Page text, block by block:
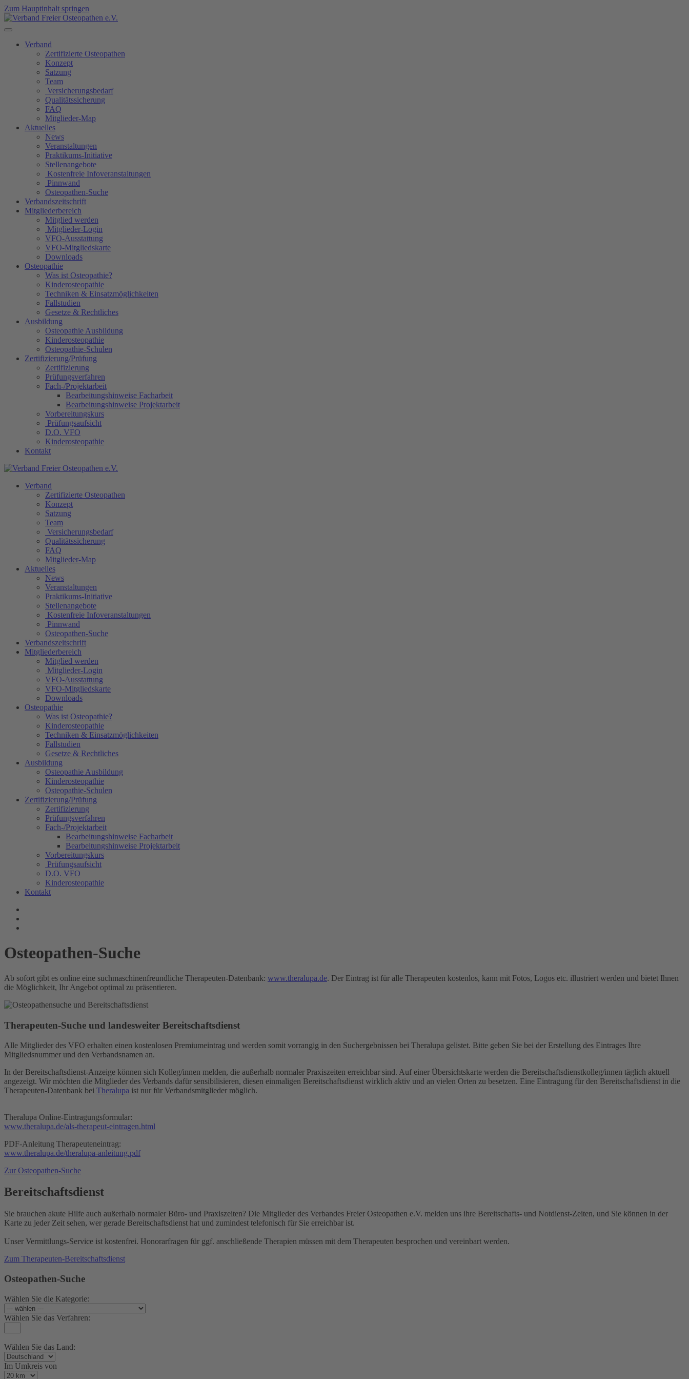
Zum Hauptinhalt springen
Verband
Zertifizierte Osteopathen
Konzept
Satzung
Team
Versicherungsbedarf
Qualitätssicherung
FAQ
Mitglieder-Map
Aktuelles
News
Veranstaltungen
Praktikums-Initiative
Stellenangebote
Kostenfreie Infoveranstaltungen
Pinnwand
Osteopathen-Suche
Verbandszeitschrift
Mitgliederbereich
Mitglied werden
Mitglieder-Login
VFO-Ausstattung
VFO-Mitgliedskarte
Downloads
Osteopathie
Was ist Osteopathie?
Kinderosteopathie
Techniken & Einsatzmöglichkeiten
Fallstudien
Gesetze & Rechtliches
Ausbildung
Osteopathie Ausbildung
Kinderosteopathie
Osteopathie-Schulen
Zertifizierung/Prüfung
Zertifizierung
Prüfungsverfahren
Fach-/Projektarbeit
Bearbeitungshinweise Facharbeit
Bearbeitungshinweise Projektarbeit
Vorbereitungskurs
Prüfungsaufsicht
D.O. VFO
Kinderosteopathie
Kontakt
Verband
Zertifizierte Osteopathen
Konzept
Satzung
Team
Versicherungsbedarf
Qualitätssicherung
FAQ
Mitglieder-Map
Aktuelles
News
Veranstaltungen
Praktikums-Initiative
Stellenangebote
Kostenfreie Infoveranstaltungen
Pinnwand
Osteopathen-Suche
Verbandszeitschrift
Mitgliederbereich
Mitglied werden
Mitglieder-Login
VFO-Ausstattung
VFO-Mitgliedskarte
Downloads
Osteopathie
Was ist Osteopathie?
Kinderosteopathie
Techniken & Einsatzmöglichkeiten
Fallstudien
Gesetze & Rechtliches
Ausbildung
Osteopathie Ausbildung
Kinderosteopathie
Osteopathie-Schulen
Zertifizierung/Prüfung
Zertifizierung
Prüfungsverfahren
Fach-/Projektarbeit
Bearbeitungshinweise Facharbeit
Bearbeitungshinweise Projektarbeit
Vorbereitungskurs
Prüfungsaufsicht
D.O. VFO
Kinderosteopathie
Kontakt
Osteopathen-Suche
Ab sofort gibt es online eine suchmaschinenfreundliche Therapeuten-Datenbank: www.theralupa.de. Der Eintrag ist für alle Therapeuten kostenlos, kann mit Fotos, Logos etc. illustriert werden und bietet Ihnen
die Möglichkeit, Ihr Angebot optimal zu präsentieren.
Therapeuten-Suche und landesweiter Bereitschaftsdienst
Alle Mitglieder des VFO erhalten einen kostenlosen Premiumeintrag und werden somit vorrangig in den Suchergebnissen bei Theralupa gelistet. Bitte geben Sie bei der Erstellung des Eintrages Ihre
Mitgliedsnummer und den Verbandsnamen an.
In der Bereitschaftsdienst-Anzeige können sich Kolleg/innen melden, die außerhalb normaler Praxiszeiten erreichbar sind. Auf einer Übersichtskarte werden die Bereitschaftsdienstkolleg/innen täglich aktuell
angezeigt. Wir möchten die Mitglieder des Verbands dafür sensibilisieren, diesen einmaligen Bereitschaftsdienst wirklich aktiv und an vielen Orten zu besetzen. Eine Eintragung für den Bereitschaftsdienst in die
Therapeuten-Datenbank bei Theralupa ist nur für Verbandsmitglieder möglich.
Theralupa Online-Eintragungsformular:
www.theralupa.de/als-therapeut-eintragen.html
PDF-Anleitung Therapeuteneintrag:
www.theralupa.de/theralupa-anleitung.pdf
Zur Osteopathen-Suche
Bereitschaftsdienst
Sie brauchen akute Hilfe auch außerhalb normaler Büro- und Praxiszeiten? Die Mitglieder des Verbandes Freier Osteopathen e.V. melden uns ihre Bereitschafts- und Notdienst-Zeiten, und Sie können in der
Karte zu jeder Zeit sehen, wer gerade Bereitschaftsdienst hat und zumindest telefonisch für Sie erreichbar ist.
Unser Vermittlungs-Service ist kostenfrei. Honorarfragen für ggf. anschließende Therapien müssen mit dem Therapeuten besprochen und vereinbart werden.
Zum Therapeuten-Bereitschaftsdienst
Osteopathen-Suche
Wählen Sie die Kategorie:
Wählen Sie das Verfahren:
Wählen Sie das Land:
Im Umkreis von